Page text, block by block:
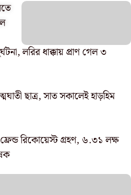
লরির ধাক্কায় প্রাণ গেল ৩
ছাত্র, সাত সকালেই হাড়হিম
রিকোয়েস্ট গ্রহণ, ৬.৩১ লক্ষ